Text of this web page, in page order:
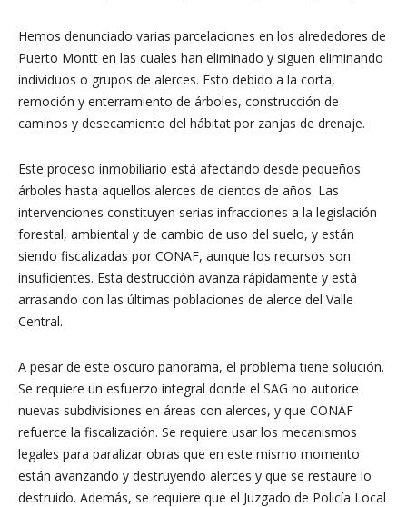
Hemos denunciado varias parcelaciones en los alrededores de
Puerto Montt en las cuales han eliminado y siguen eliminando
individuos o grupos de alerces. Esto debido a la corta,
remoción y enterramiento de árboles, construcción de
caminos y desecamiento del hábitat por zanjas de drenaje.
Este proceso inmobiliario está afectando desde pequeños
árboles hasta aquellos alerces de cientos de años. Las
intervenciones constituyen serias infracciones a la legislación
forestal, ambiental y de cambio de uso del suelo, y están
siendo fiscalizadas por CONAF, aunque los recursos son
insuficientes. Esta destrucción avanza rápidamente y está
arrasando con las últimas poblaciones de alerce del Valle
Central.
A pesar de este oscuro panorama, el problema tiene solución.
Se requiere un esfuerzo integral donde el SAG no autorice
nuevas subdivisiones en áreas con alerces, y que CONAF
refuerce la fiscalización. Se requiere usar los mecanismos
legales para paralizar obras que en este mismo momento
están avanzando y destruyendo alerces y que se restaure lo
destruido. Además, se requiere que el Juzgado de Policía Local